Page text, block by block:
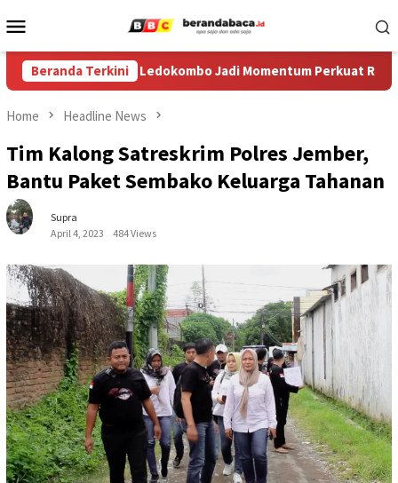
to
Menu
Beranda Terkini
Egrang ke-XIV di Ledokombo Jadi Momentum Perkuat Ruang
Home Headline News
Tim Kalong Satreskrim Polres Jember,
Bantu Paket Sembako Keluarga Tahanan
Supra
April 4, 2023
484 Views